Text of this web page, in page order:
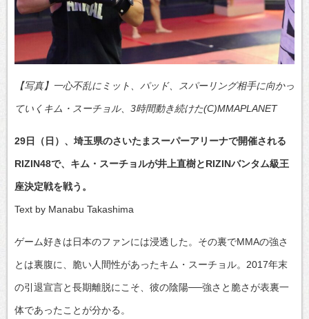
【写真】一心不乱にミット、パッド、スパーリング相手に向かっ
ていくキム・スーチョル、3時間動き続けた(C)MMAPLANET
29日（日）、埼玉県のさいたまスーパーアリーナで開催される
RIZIN48で、キム・スーチョルが井上直樹とRIZINバンタム級王
座決定戦を戦う。
Text by Manabu Takashima
ゲーム好きは日本のファンには浸透した。その裏でMMAの強さ
とは裏腹に、脆い人間性があったキム・スーチョル。2017年末
の引退宣言と長期離脱にこそ、彼の陰陽──強さと脆さが表裏一
体であったことが分かる。